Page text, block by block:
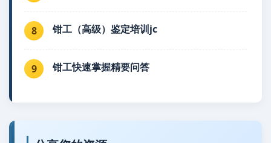
8 钳工（高级）鉴定培训jc
9 钳工快速掌握精要问答